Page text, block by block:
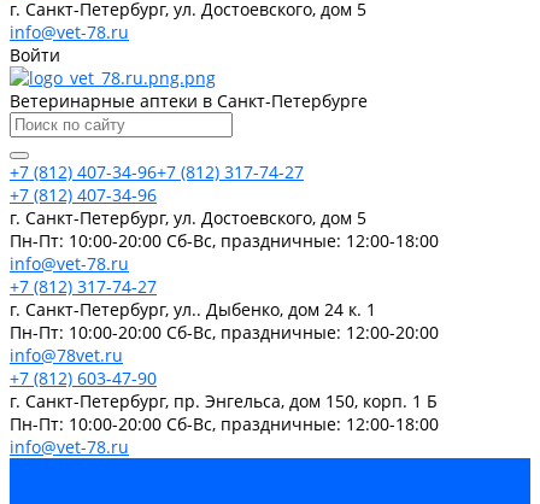
г. Санкт-Петербург, ул. Достоевского, дом 5
info@vet-78.ru
Войти
Ветеринарные аптеки в Санкт-Петербурге
+7 (812) 407-34-96+7 (812) 317-74-27
+7 (812) 407-34-96
г. Санкт-Петербург, ул. Достоевского, дом 5
Пн-Пт: 10:00-20:00 Cб-Вс, праздничные: 12:00-18:00
info@vet-78.ru
+7 (812) 317-74-27
г. Санкт-Петербург, ул.. Дыбенко, дом 24 к. 1
Пн-Пт: 10:00-20:00 Cб-Вс, праздничные: 12:00-20:00
info@78vet.ru
+7 (812) 603-47-90
г. Санкт-Петербург, пр. Энгельса, дом 150, корп. 1 Б
Пн-Пт: 10:00-20:00 Cб-Вс, праздничные: 12:00-18:00
info@vet-78.ru